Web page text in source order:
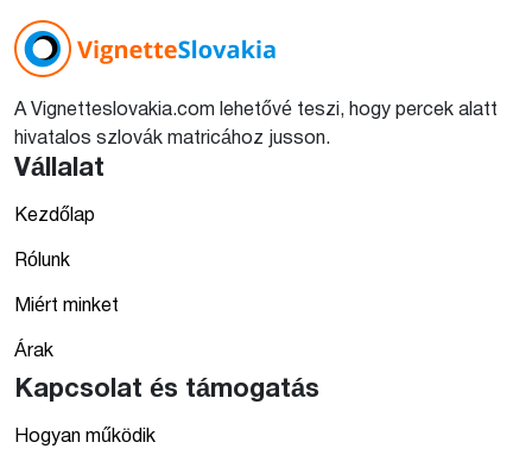
A Vignetteslovakia.com lehetővé teszi, hogy percek alatt
hivatalos szlovák matricához jusson.
Vállalat
Kezdőlap
Rólunk
Miért minket
Árak
Kapcsolat és támogatás
Hogyan működik